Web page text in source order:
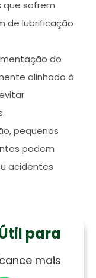
que sofrem
de lubrificação
do
alinhado à
pequenos
podem
acidentes
para
mais